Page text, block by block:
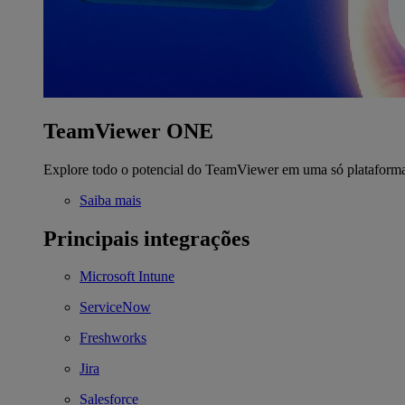
TeamViewer ONE
Explore todo o potencial do TeamViewer em uma só
Saiba mais
Principais integrações
Microsoft Intune
ServiceNow
Freshworks
Jira
Salesforce